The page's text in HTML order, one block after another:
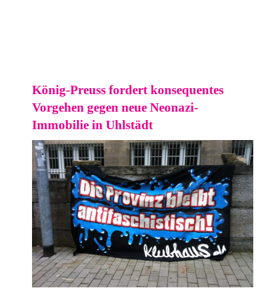
König-Preuss fordert konsequentes
Vorgehen gegen neue Neonazi-
Immobilie in Uhlstädt